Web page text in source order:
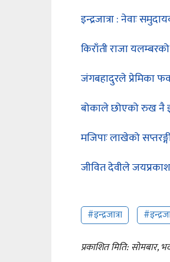
इन्द्रजात्रा : नेवाः
किराँती राजा
जंगबहादुरले प्रेमिका
बोकाले छोएको रुख नै
मजिपाः लाखेको
जीवित देवीले
#इन्द्रजात्रा
प्रकाशित मिति: सोमबार,